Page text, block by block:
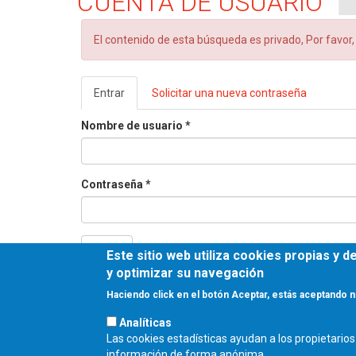
Mensaje
El contenido de esta búsqueda es privado, Por
Solapas
principales
Entrar (solapa
activa)
Solicitar una nueva contraseña
Nombre de usuario *
Contraseña *
EntrarEste sitio web utiliza cookies propias y
y optimizar su navegación
Haciendo click en el botón Aceptar, estás aceptando
Analíticas
Las cookies estadísticas ayudan a los